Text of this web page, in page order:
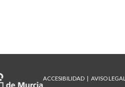
ACCESIBILIDAD AVISO LEGAL